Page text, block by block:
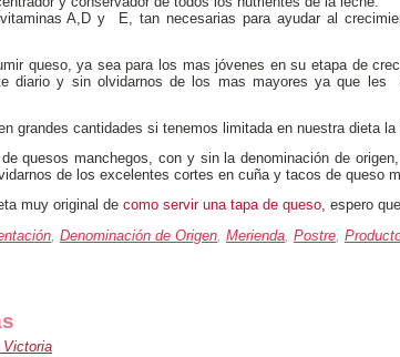
A,D y E, tan necesarias para ayudar al
queso, ya sea para los mas jóvenes en su etapa de
diario y sin olvidarnos de los mas mayores ya que les
grandes cantidades si tenemos limitada en nuestra dieta
quesos manchegos, con y sin la denominación de
de los excelentes cortes en cuña y tacos de queso
muy original de como servir una tapa de queso, espero
, Denominación de Origen, Merienda, Postre,
Victoria